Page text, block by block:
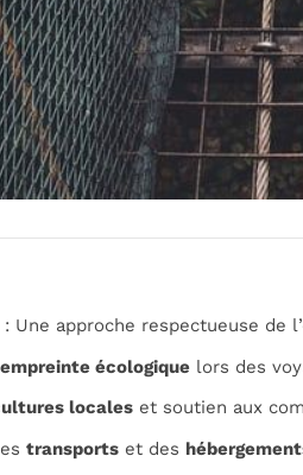
: Une approche respectueuse de
empreinte écologique lors des
locales et soutien aux
transports et des